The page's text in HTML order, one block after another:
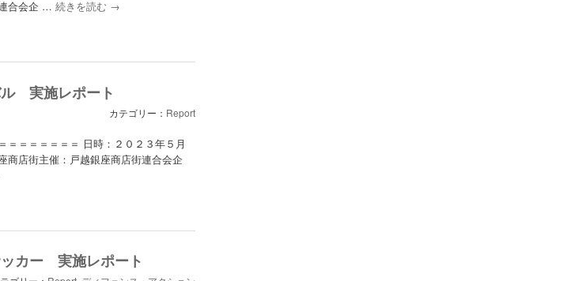
合会企 …続きを読む →
ル 実施レポート
カテゴリー： Report
＝＝＝＝＝＝＝ 日時：２０２３年５月
商店街主催：戸越銀座商店街連合会企
ッカー 実施レポート